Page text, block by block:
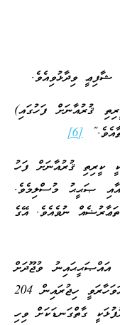
ޝާފިޢީ ވިދާޅުވިއެވެ.
ޤުރުއާނަށް ފަހުގައި)
[6]
ކީރިތި ޤުރުއާނަށް ފަހު
ޞަޙީޙު މުސްލިމެވެ.
ނުވެއެވެ. އޭގެ
ވުޖޫދަށް
އައުމުގެ ކުރިންނެވެ. އިމާމު ޝާފިޢީ އަވަހާރަވީ ހިޖުރައިން 204
ގާތްގަނޑަކަށް ވިހި